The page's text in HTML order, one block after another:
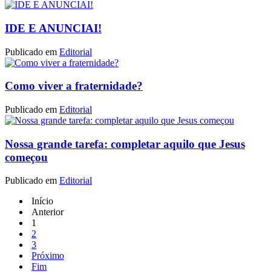
IDE E ANUNCIAI!
Publicado em Editorial
Como viver a fraternidade?
Publicado em Editorial
Nossa grande tarefa: completar aquilo que Jesus
começou
Publicado em Editorial
Início
Anterior
1
2
3
Próximo
Fim